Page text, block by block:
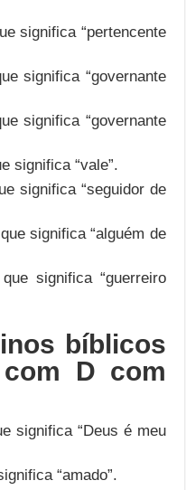
significa “pertencente
significa “governante
significa “governante
significa “vale”.
significa “seguidor de
significa “alguém de
significa “guerreiro
bíblicos
D com
significa “Deus é meu
“amado”.